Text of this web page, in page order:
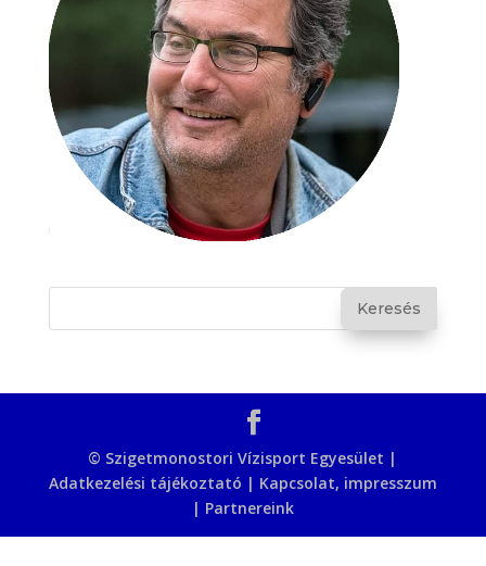
© Szigetmonostori Vízisport Egyesület |
Adatkezelési tájékoztató | Kapcsolat, impresszum
| Partnereink